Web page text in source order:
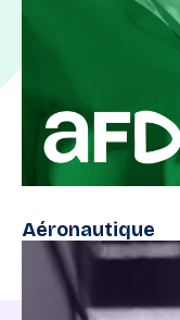
Aéronautique